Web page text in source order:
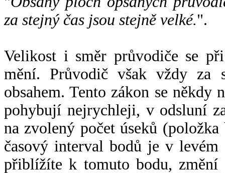
za stejný čas jsou stejně velké.".
Velikost i směr průvodiče se
mění. Průvodič však vždy za
obsahem. Tento zákon se někdy
pohybují nejrychleji, v odsluní
na zvolený počet úseků
časový interval bodů je v
přiblížíte k tomuto bodu,